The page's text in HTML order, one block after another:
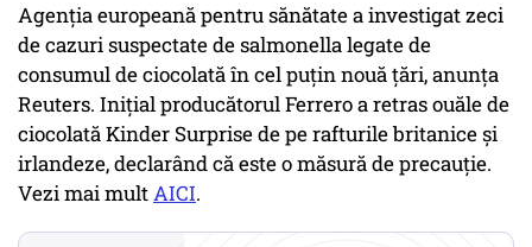
Agenția europeană pentru sănătate a investigat zeci
de cazuri suspectate de salmonella legate de
consumul de ciocolată în cel puțin nouă țări, anunța
Reuters. Inițial producătorul Ferrero a retras ouăle de
ciocolată Kinder Surprise de pe rafturile britanice și
irlandeze, declarând că este o măsură de precauție.
Vezi mai multAICI.